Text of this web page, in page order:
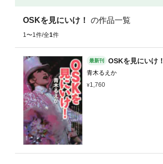
OSKを見にいけ！ の作品一覧
1〜1件/全1件
最新刊 OSKを見にいけ！
青木るえか
1,760